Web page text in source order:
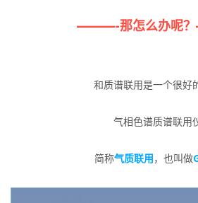
———-那怎么办呢？
和质谱联用是一个很好
气相色谱质谱联用
简称气质联用，也叫做